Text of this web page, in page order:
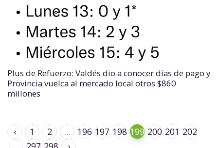
Plus de Refuerzo: Valdés dio a conocer días de pago y
Provincia vuelca al mercado local otros $860
millones
‹ 1 2 ... 196 197 198 199 200 201 202